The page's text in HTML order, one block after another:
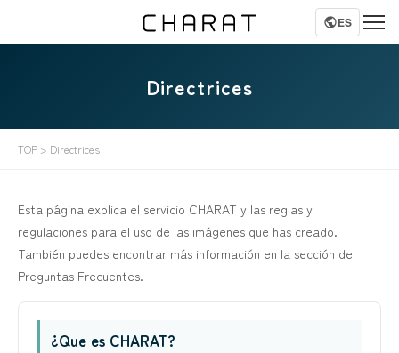
ES
Directrices
TOP > Directrices
Esta página explica el servicio CHARAT y las reglas y
regulaciones para el uso de las imágenes que has creado.
También puedes encontrar más información en la sección de
Preguntas Frecuentes.
¿Que es CHARAT?